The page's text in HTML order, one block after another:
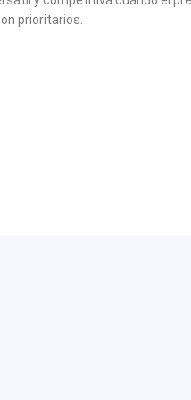
prioritarios.